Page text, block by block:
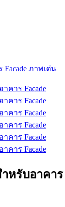
หรับอาคาร